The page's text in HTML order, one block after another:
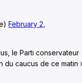
February 2,
le Parti conservateur
du caucus de ce matin